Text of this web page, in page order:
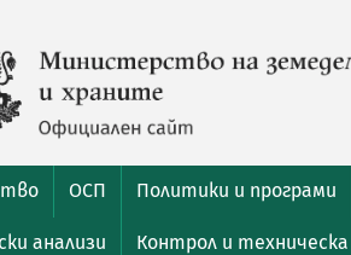
ОСП Политики и програми
анализи Контрол и техническа